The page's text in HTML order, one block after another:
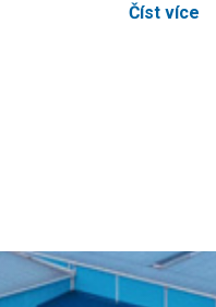
Číst více